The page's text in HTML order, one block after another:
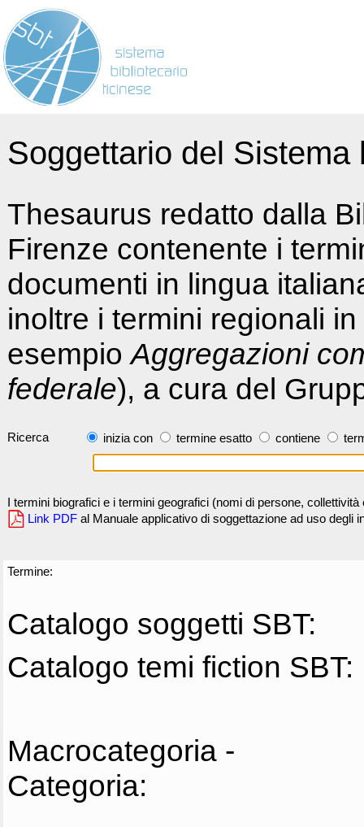
Soggettario del
Thesaurus redatto dalla
Firenze contenente i
documenti in lingua
inoltre i termini regionali
esempioAggregazioni
federale), a cura del
Ricerca inizia con termine esatto contiene
I termini biografici e i termini geografici (nomi di persone,
Link PDF al Manuale applicativo di soggettazione ad uso degli
Termine:
Catalogo soggetti SBT:
Catalogo temi fiction SBT:
Macrocategoria -
Categoria: